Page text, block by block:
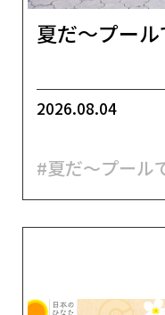
夏だ～プー
2026.08.04
#夏だ～プール